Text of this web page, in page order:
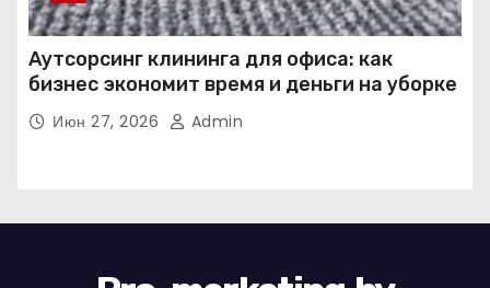
Аутсорсинг клининга для офиса: как
бизнес экономит время и деньги на уборке
Июн 27, 2026 Admin